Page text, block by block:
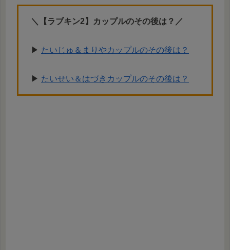
＼【ラブキン2】カップルのその後は？／
▶︎ たいじゅ＆まりやカップルのその後は？
▶︎ たいせい＆はづきカップルのその後は？